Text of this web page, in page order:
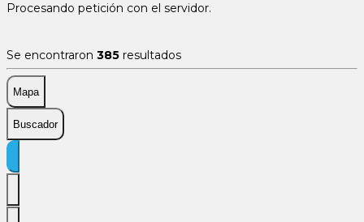
Procesando petición con el servidor.
Se encontraron 385 resultados
Mapa
Buscador